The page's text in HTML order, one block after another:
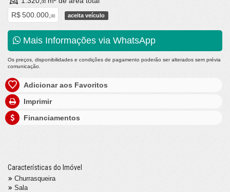
00
R$ 500.000, 00 aceita veículo
Mais Informações via WhatsApp
Os preços, disponibilidades e condições de pagamento poderão ser alterados sem prévia
comunicação.
Adicionar aos Favoritos
Imprimir
Financiamentos
Características do Imóvel
Churrasqueira
Sala